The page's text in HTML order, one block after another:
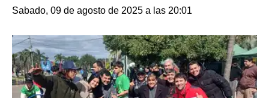
Sabado, 09 de agosto de 2025 a las 20:01